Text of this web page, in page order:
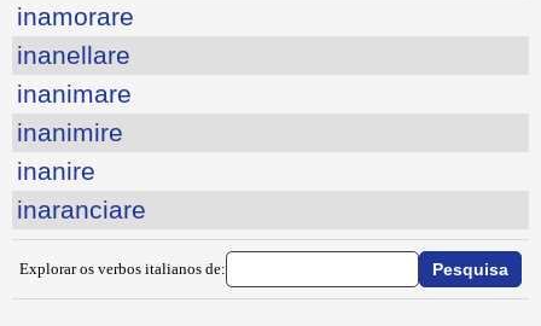
inamorare
inanellare
inanimare
inanimire
inanire
inaranciare
Explorar os verbos italianos de: